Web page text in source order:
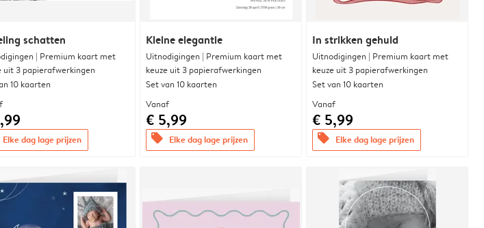
schatten
| Premium kaart met
uit 3 papierafwerkingen
10 kaarten
Elke dag lage prijzen
Kleine elegantie
Uitnodigingen | Premium kaart met
keuze uit 3 papierafwerkingen
Set van 10 kaarten
Vanaf
€ 5,99
offers Elke dag lage prijzen
In strikken gehuld
Uitnodigingen | Premium kaart met
keuze uit 3 papierafwerkingen
Set van 10 kaarten
Vanaf
€ 5,99
offers Elke dag lage prijzen